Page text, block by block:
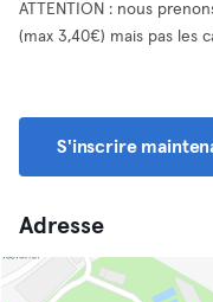
ATTENTION : nous
(max 3,40€) mais pas les
S'inscrire
Adresse